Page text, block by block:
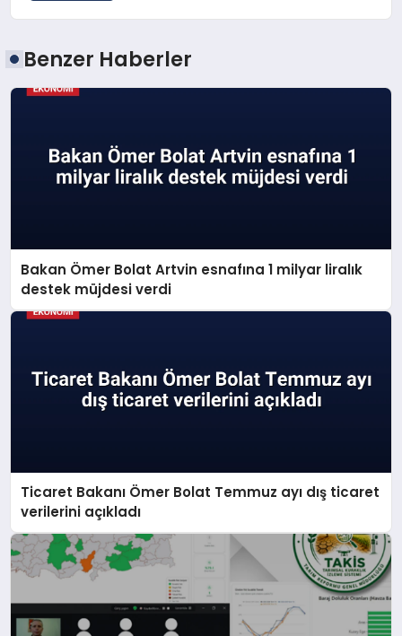
Benzer Haberler
Bakan Ömer Bolat Artvin esnafına 1 milyar liralık
destek müjdesi verdi
Ticaret Bakanı Ömer Bolat Temmuz ayı dış ticaret
verilerini açıkladı